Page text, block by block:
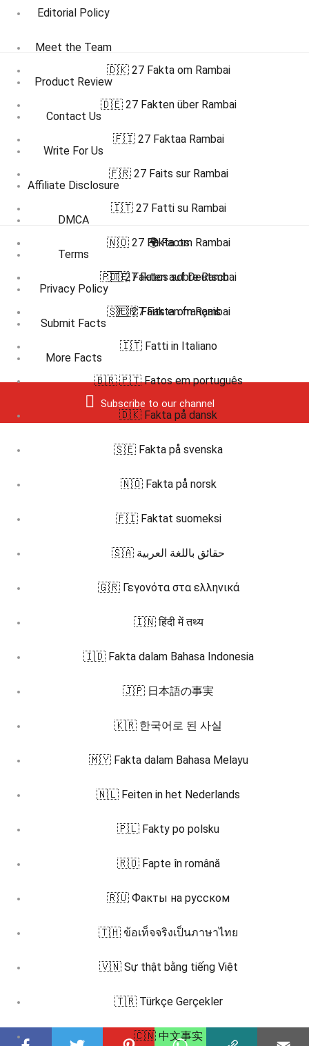
Editorial Policy
Meet the Team
Product Review
Contact Us
Write For Us
Affiliate Disclosure
DMCA
Terms
Privacy Policy
Submit Facts
More Facts
Subscribe to our channel
🇩🇰 27 Fakta om Rambai
🇩🇪 27 Fakten über Rambai
🇫🇮 27 Faktaa Rambai
🇫🇷 27 Faits sur Rambai
🇮🇹 27 Fatti su Rambai
🇳🇴 27 Fakta om Rambai
🇵🇹 27 Fatos sobre Rambai
🇸🇪 27 Fakta om Rambai
🌍 Facts
🇩🇪 Fakten auf Deutsch
🇫🇷 Faits en français
🇮🇹 Fatti in Italiano
🇧🇷 🇵🇹 Fatos em português
🇩🇰 Fakta på dansk
🇸🇪 Fakta på svenska
🇳🇴 Fakta på norsk
🇫🇮 Faktat suomeksi
🇸🇦 حقائق باللغة العربية
🇬🇷 Γεγονότα στα ελληνικά
🇮🇳 हिंदी में तथ्य
🇮🇩 Fakta dalam Bahasa Indonesia
🇯🇵 日本語の事実
🇰🇷 한국어로 된 사실
🇲🇾 Fakta dalam Bahasa Melayu
🇳🇱 Feiten in het Nederlands
🇵🇱 Fakty po polsku
🇷🇴 Fapte în română
🇷🇺 Факты на русском
🇹🇭 ข้อเท็จจริงเป็นภาษาไทย
🇻🇳 Sự thật bằng tiếng Việt
🇹🇷 Türkçe Gerçekler
🇨🇳 中文事实